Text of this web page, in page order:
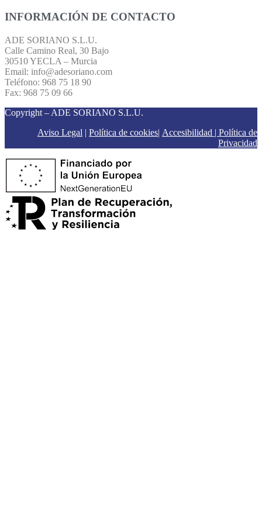
INFORMACIÓN DE CONTACTO
ADE SORIANO S.L.U.
Calle Camino Real, 30 Bajo
30510 YECLA – Murcia
Email: info@adesoriano.com
Teléfono: 968 75 18 90
Fax: 968 75 09 66
Copyright – ADE SORIANO S.L.U.
Aviso Legal | Política de cookies| Accesibilidad | Política de
Privacidad